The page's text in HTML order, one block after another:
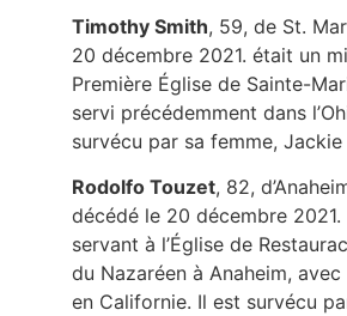
Timothy Smith, 59, de St.
20 décembre 2021. était un
Première Église de Sainte-
servi précédemment dans
survécu par sa femme, Jackie
Rodolfo Touzet, 82,
décédé le 20 décembre
servant à l’Église de
du Nazaréen à Anaheim,
en Californie. Il est survécu